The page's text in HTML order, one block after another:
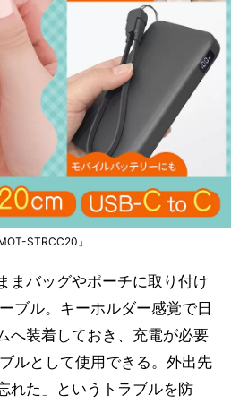
STRCC20」
まバッグやポーチに取り付け
ブル。キーホルダー感覚で日
へ装着しておき、充電が必要
ルとして使用できる。外出先
れた」というトラブルを防